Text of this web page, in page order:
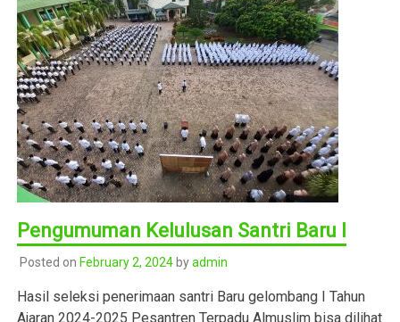
Pengumuman Kelulusan Santri Baru I
Posted on February 2, 2024byadmin
Hasil seleksi penerimaan santri Baru gelombang I Tahun
Ajaran 2024-2025 Pesantren Terpadu Almuslim bisa dilihat